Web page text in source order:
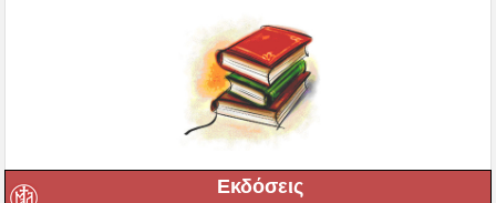
Εκδόσεις